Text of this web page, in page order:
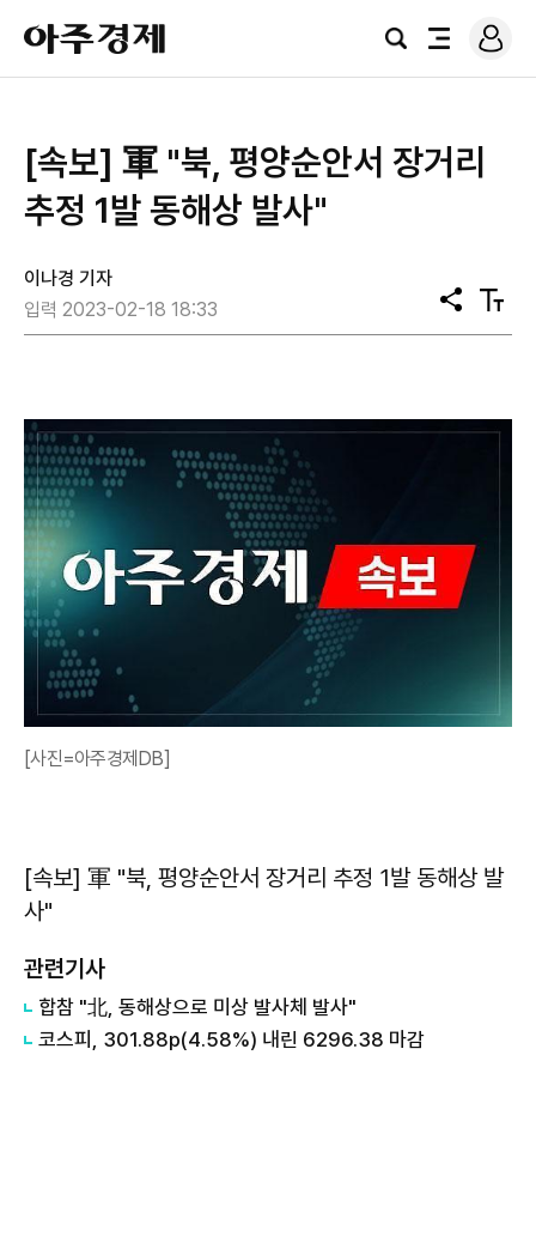
아
주
경
검
전
로
그
​[속보] 軍 "북, 평양순안서 장거리
추정 1발 동해상 발사"
이나경 기자
입력 2023-02-18 18:33
공
유
텍
스
[사진=아주경제DB]
[속보] 軍 "북, 평양순안서 장거리 추정 1발 동해상 발
사"
관련기사
합참 "北, 동해상으로 미상 발사체 발사"
코스피, 301.88p(4.58%) 내린 6296.38 마감